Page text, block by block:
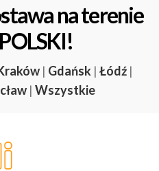
na terenie
| Gdańsk | Łódź |
| Wszystkie